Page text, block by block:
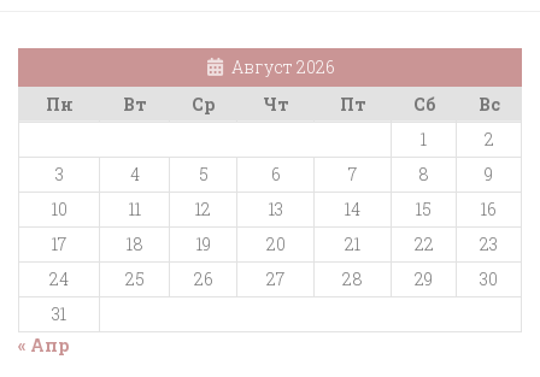
Август 2026
Пн
Вт Ср Чт Пт Сб
Вс
1
2
3
4 5 6 7 8
9
10
11 12 13 14 15
16
17
18 19 20 21 22
23
24
25 26 27 28 29
30
31
« Апр